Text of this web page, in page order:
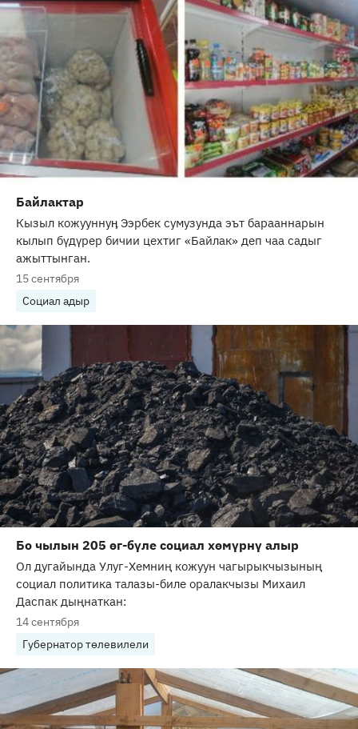
Байлактар
Кызыл кожууннуӊ Ээрбек сумузунда эът барааннарын
кылып бүдүрер бичии цехтиг «Байлак» деп чаа садыг
ажыттынган.
15 сентября
Социал адыр
Бо чылын 205 өг-бүле социал хөмүрнү алыр
Ол дугайында Улуг-Хемниң кожуун чагырыкчызының
социал политика талазы-биле оралакчызы Михаил
Даспак дыңнаткан:
14 сентября
Губернатор төлевилели